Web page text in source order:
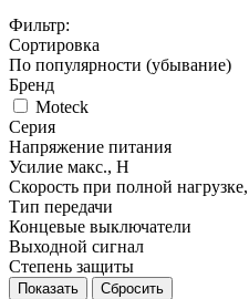
Фильтр:
Сортировка
По популярности (убывание)
Бренд
Moteck
Серия
Напряжение питания
Усилие макс., Н
Скорость при полной
Тип передачи
Концевые выключатели
Выходной сигнал
Степень защиты
Показать Сбросить